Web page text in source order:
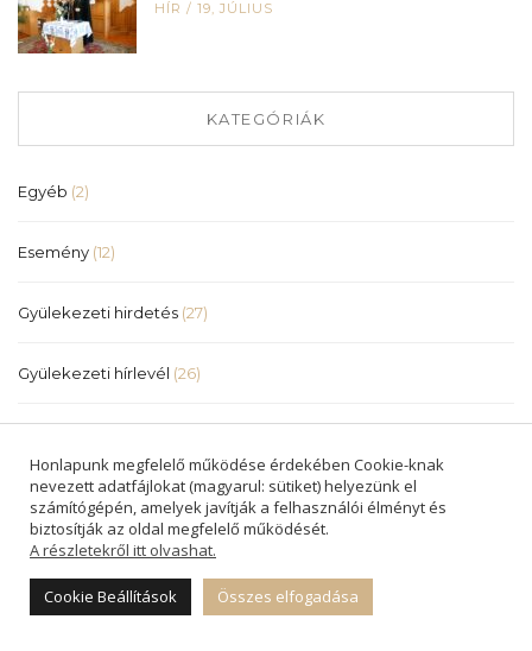
HÍR / 19, JÚLIUS
KATEGÓRIÁK
Egyéb (2)
Esemény (12)
Gyülekezeti hirdetés (27)
Gyülekezeti hírlevél (26)
Igehirdetés(568)
Közlemény(4)
Meghívó(19)
Honlapunk megfelelő működése érdekében Cookie-knak
nevezett adatfájlokat (magyarul: sütiket) helyezünk el
számítógépén, amelyek javítják a felhasználói élményt és
biztosítják az oldal megfelelő működését.
A részletekről itt olvashat.
Cookie Beállítások Összes elfogadása